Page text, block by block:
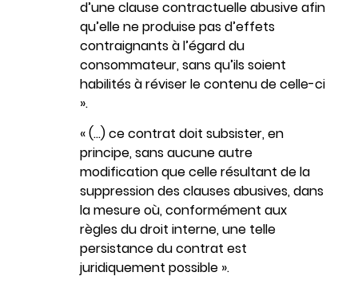
d’une clause contractuelle abusive afin
qu’elle ne produise pas d’effets
contraignants à l’égard du
consommateur, sans qu’ils soient
habilités à réviser le contenu de celle-ci
».
« (…) ce contrat doit subsister, en
principe, sans aucune autre
modification que celle résultant de la
suppression des clauses abusives, dans
la mesure où, conformément aux
règles du droit interne, une telle
persistance du contrat est
juridiquement possible ».